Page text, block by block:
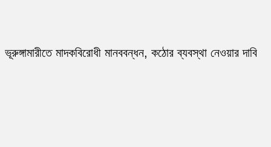
ভূরুঙ্গামারীতে মাদকবিরোধী মানববন্ধন, কঠোর ব্যবস্থা নেওয়ার দাবি